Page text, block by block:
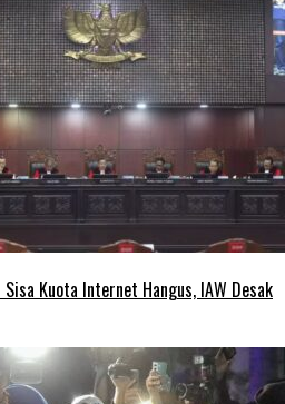
Kuota Internet Hangus, IAW Desak